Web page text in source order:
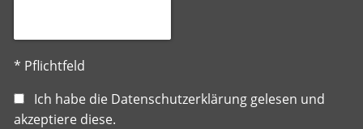
* Pflichtfeld
Ich habe die Datenschutzerklärung gelesen und
akzeptiere diese.